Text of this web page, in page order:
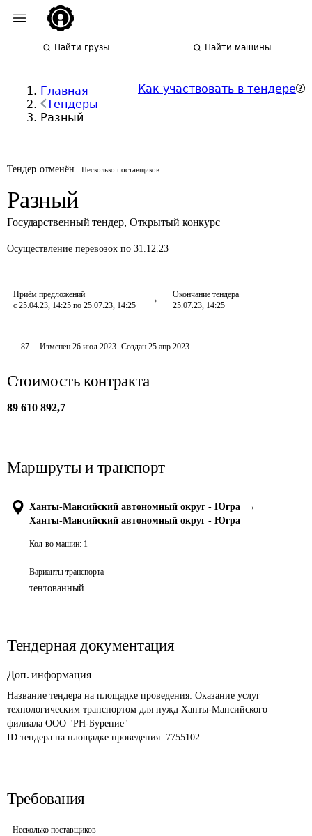
Найти грузы Найти машины
Главная
Тендеры
Разный
Как участвовать в тендере
Тендер отменён Несколько поставщиков
Разный
Государственный тендер, Открытый конкурс
Осуществление перевозок по 31.12.23
Приём предложений
с 25.04.23, 14:25 по 25.07.23, 14:25
Окончание тендера
25.07.23, 14:25
87 Изменён26 июл 2023. Создан 25 апр 2023
Стоимость контракта
89 610 892,7
Маршруты и транспорт
Ханты-Мансийский автономный округ - Югра
→
Ханты-Мансийский автономный округ - Югра
Кол-во машин: 1
Варианты транспорта
тентованный
Тендерная документация
Доп. информация
Название тендера на площадке проведения: Оказание услуг
технологическим транспортом для нужд Ханты-Мансийского
филиала ООО "РН-Бурение"
ID тендера на площадке проведения: 7755102
Требования
Несколько поставщиков